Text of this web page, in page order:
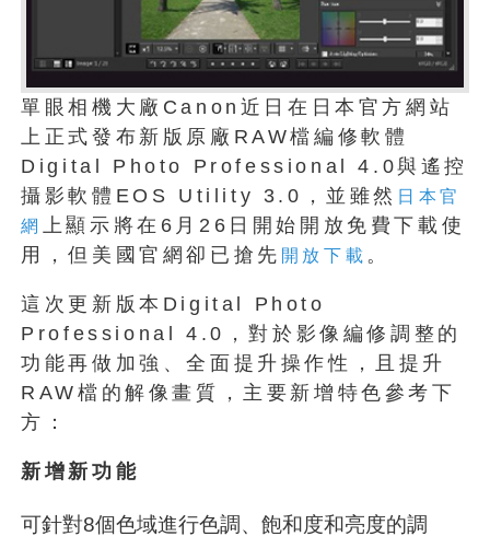
單眼相機大廠Canon近日在日本官方網站
上正式發布新版原廠RAW檔編修軟體
Digital Photo Professional 4.0與遙控
攝影軟體EOS Utility 3.0，並雖然 日本官
網 上顯示將在6月26日開始開放免費下載使
用，但美國官網卻已搶先 開放下載 。
這次更新版本Digital Photo
Professional 4.0，對於影像編修調整的
功能再做加強、全面提升操作性，且提升
RAW檔的解像畫質，主要新增特色參考下
方：
新增新功能
可針對8個色域進行色調、飽和度和亮度的調